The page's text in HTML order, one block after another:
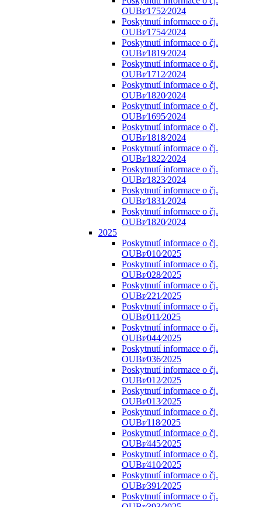
OUBr⁄1752⁄2024
Poskytnutí informace o čj.
OUBr⁄1754⁄2024
Poskytnutí informace o čj.
OUBr⁄1819⁄2024
Poskytnutí informace o čj.
OUBr⁄1712⁄2024
Poskytnutí informace o čj.
OUBr⁄1820⁄2024
Poskytnutí informace o čj.
OUBr⁄1695⁄2024
Poskytnutí informace o čj.
OUBr⁄1818⁄2024
Poskytnutí informace o čj.
OUBr⁄1822⁄2024
Poskytnutí informace o čj.
OUBr⁄1823⁄2024
Poskytnutí informace o čj.
OUBr⁄1831⁄2024
Poskytnutí informace o čj.
OUBr⁄1820⁄2024
2025
Poskytnutí informace o čj.
OUBr⁄010⁄2025
Poskytnutí informace o čj.
OUBr⁄028⁄2025
Poskytnutí informace o čj.
OUBr⁄221⁄2025
Poskytnutí informace o čj.
OUBr⁄011⁄2025
Poskytnutí informace o čj.
OUBr⁄044⁄2025
Poskytnutí informace o čj.
OUBr⁄036⁄2025
Poskytnutí informace o čj.
OUBr⁄012⁄2025
Poskytnutí informace o čj.
OUBr⁄013⁄2025
Poskytnutí informace o čj.
OUBr⁄118⁄2025
Poskytnutí informace o čj.
OUBr⁄445⁄2025
Poskytnutí informace o čj.
OUBr⁄410⁄2025
Poskytnutí informace o čj.
OUBr⁄391⁄2025
Poskytnutí informace o čj.